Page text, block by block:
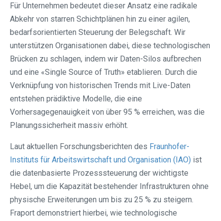
Für Unternehmen bedeutet dieser Ansatz eine radikale
Abkehr von starren Schichtplänen hin zu einer agilen,
bedarfsorientierten Steuerung der Belegschaft. Wir
unterstützen Organisationen dabei, diese technologischen
Brücken zu schlagen, indem wir Daten-Silos aufbrechen
und eine «Single Source of Truth» etablieren. Durch die
Verknüpfung von historischen Trends mit Live-Daten
entstehen prädiktive Modelle, die eine
Vorhersagegenauigkeit von über 95 % erreichen, was die
Planungssicherheit massiv erhöht.
Laut aktuellen Forschungsberichten des Fraunhofer-
Instituts für Arbeitswirtschaft und Organisation (IAO) ist
die datenbasierte Prozesssteuerung der wichtigste
Hebel, um die Kapazität bestehender Infrastrukturen ohne
physische Erweiterungen um bis zu 25 % zu steigern.
Fraport demonstriert hierbei, wie technologische